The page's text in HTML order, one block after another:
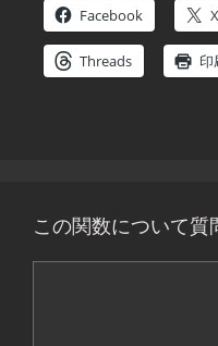
Facebook X
Threads 印
この関数について質